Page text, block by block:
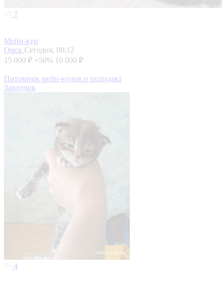
7
Мейн-кун
Омск Сегодня, 08:12
15 000 ₽ +50% 10 000 ₽
Питомник мейн-кунов и полидакт
Заводчик
4